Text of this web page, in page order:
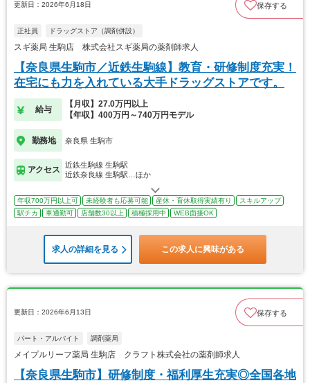
更新日：2026年6月18日 保存する
正社員 ドラッグストア（調剤併設）
スギ薬局 生駒店 株式会社スギ薬局の薬剤師求人
【奈良県生駒市／近鉄生駒線】教育・研修制度充実！
在宅にも力を入れている大手ドラッグストアです。
給与
【月収】27.0万円以上
【年収】400万円～740万円モデル
勤務地 奈良県 生駒市
アクセス
近鉄生駒線 生駒駅
近鉄奈良線 生駒駅…ほか
年収700万円以上可 未経験者も応募可能 産休・育休取得実績有り
スキルアップ
駅チカ
車通勤可 店舗数30以上 積極採用中 WEB面接OK
求人の詳細を見る この求人に興味がある
更新日：2026年6月13日 保存する
パート・アルバイト 調剤薬局
メイプルリーフ薬局 生駒店 クラフト株式会社の薬剤師求人
【奈良県生駒市】研修制度・福利厚生充実◎全国各地